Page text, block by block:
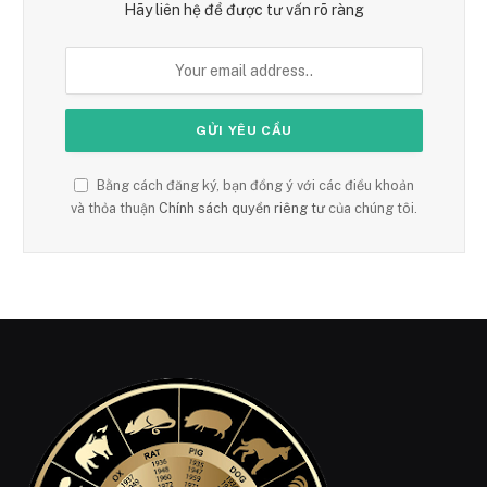
Hãy liên hệ để được tư vấn rõ ràng
Bằng cách đăng ký, bạn đồng ý với các điều khoản
và thỏa thuận Chính sách quyền riêng tư của chúng tôi.